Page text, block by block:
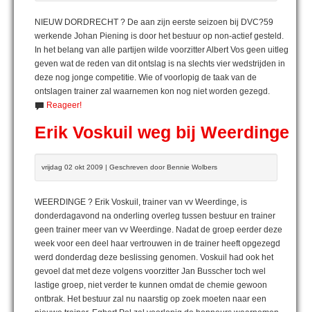
NIEUW DORDRECHT ? De aan zijn eerste seizoen bij DVC?59
werkende Johan Piening is door het bestuur op non-actief gesteld.
In het belang van alle partijen wilde voorzitter Albert Vos geen uitleg
geven wat de reden van dit ontslag is na slechts vier wedstrijden in
deze nog jonge competitie. Wie of voorlopig de taak van de
ontslagen trainer zal waarnemen kon nog niet worden gezegd.
Reageer!
Erik Voskuil weg bij Weerdinge
vrijdag 02 okt 2009 | Geschreven door Bennie Wolbers
WEERDINGE ? Erik Voskuil, trainer van vv Weerdinge, is
donderdagavond na onderling overleg tussen bestuur en trainer
geen trainer meer van vv Weerdinge. Nadat de groep eerder deze
week voor een deel haar vertrouwen in de trainer heeft opgezegd
werd donderdag deze beslissing genomen. Voskuil had ook het
gevoel dat met deze volgens voorzitter Jan Busscher toch wel
lastige groep, niet verder te kunnen omdat de chemie gewoon
ontbrak. Het bestuur zal nu naarstig op zoek moeten naar een